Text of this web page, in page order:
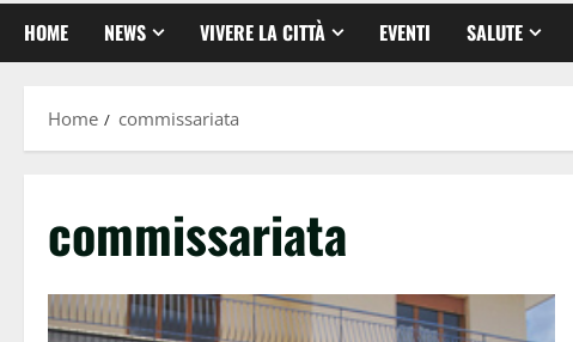
HOME NEWS VIVERE LA CITTÀ EVENTI SALUTE
Home commissariata
commissariata